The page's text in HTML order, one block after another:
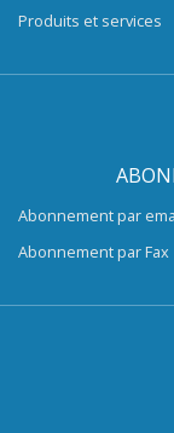
Produits et services
Abonnement par
Abonnement par Fax